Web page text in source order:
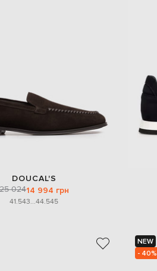
DOUCAL'S
02414 994 грн
41.543...44.545
NEW
- 40%